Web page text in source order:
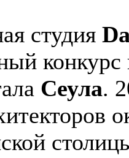
студия
конкурс
Сеула.